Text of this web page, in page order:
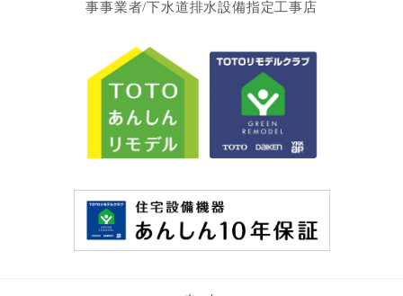
事事業者/下水道排水設備指定工事店